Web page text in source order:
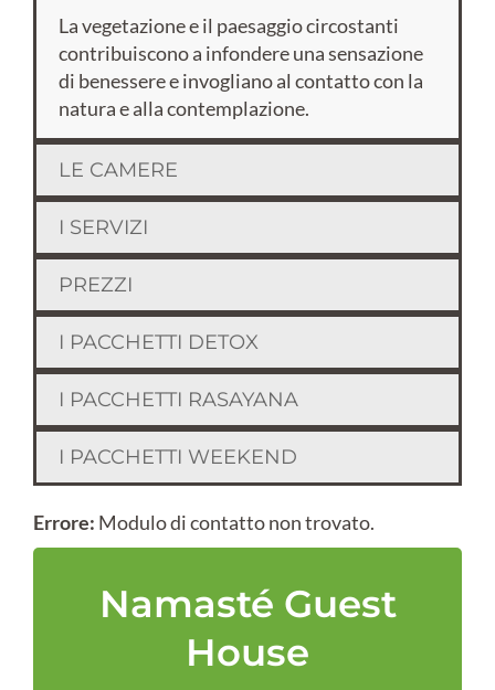
La vegetazione e il paesaggio circostanti
contribuiscono a infondere una sensazione
di benessere e invogliano al contatto con la
natura e alla contemplazione.
LE CAMERE
I SERVIZI
PREZZI
I PACCHETTI DETOX
I PACCHETTI RASAYANA
I PACCHETTI WEEKEND
Errore: Modulo di contatto non trovato.
Namasté Guest
House